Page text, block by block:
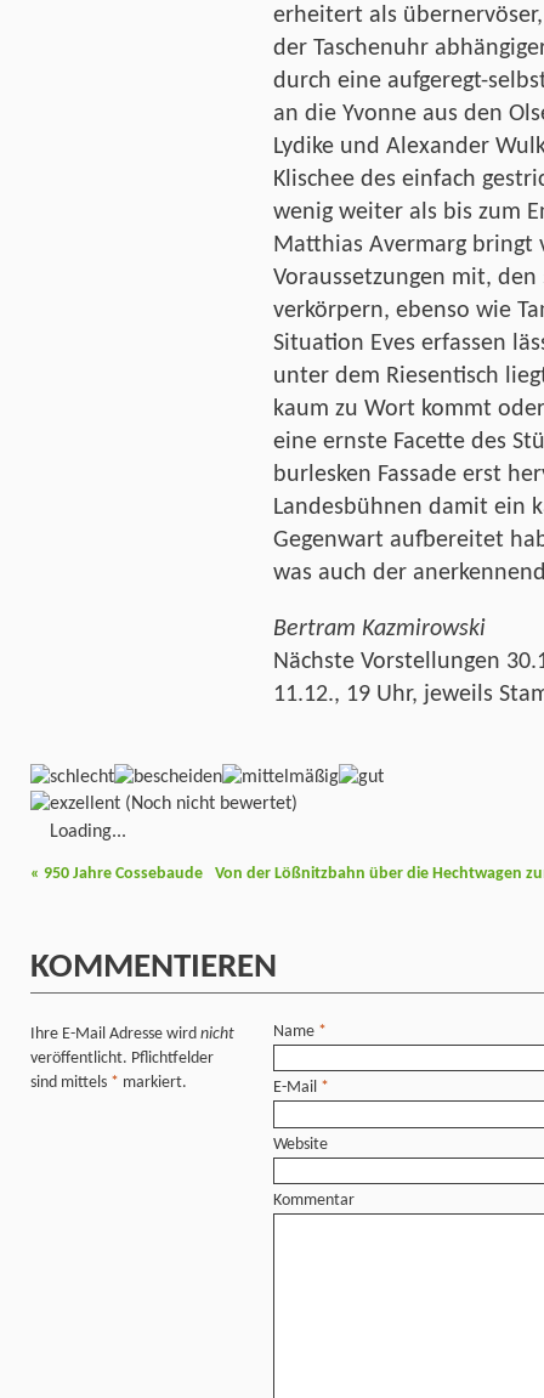
erheitert als
der Taschenuhr
durch eine aufgeregt-
an die Yvonne aus den
Lydike und Alexander
Klischee des einfach
wenig weiter als bis zum
Matthias Avermarg bringt
Voraussetzungen mit,
verkörpern, ebenso wie
Situation Eves erfassen
unter dem Riesentisch
kaum zu Wort kommt
eine ernste Facette des
burlesken Fassade erst
Landesbühnen damit ein
Gegenwart aufbereitet
was auch der
Bertram Kazmirowski
Nächste Vorstellungen
11.12., 19 Uhr, jeweils
(Noch nicht bewertet)
Loading...
« 950 Jahre Cossebaude Von der Lößnitzbahn über die Hechtwagen
KOMMENTIEREN
Ihre E-Mail Adresse wird nicht
veröffentlicht. Pflichtfelder
sind mittels * markiert.
Name *
E-Mail *
Website
Kommentar